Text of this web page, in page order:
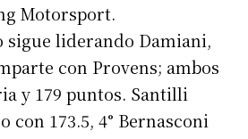
electrónico*
Motorsport.
sigue liderando Damiani,
con Provens; ambos
y 179 puntos. Santilli
con 173.5, 4° Bernasconi